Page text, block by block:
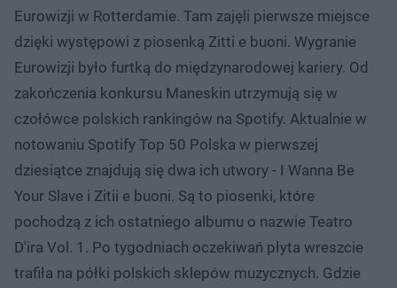
Eurowizji w Rotterdamie. Tam zajęli pierwsze miejsce
dzięki występowi z piosenką Zitti e buoni. Wygranie
Eurowizji było furtką do międzynarodowej kariery. Od
zakończenia konkursu Maneskin utrzymują się w
czołówce polskich rankingów na Spotify. Aktualnie w
notowaniu Spotify Top 50 Polska w pierwszej
dziesiątce znajdują się dwa ich utwory - I Wanna Be
Your Slave i Zitii e buoni. Są to piosenki, które
pochodzą z ich ostatniego albumu o nazwie Teatro
D'ira Vol. 1. Po tygodniach oczekiwań płyta wreszcie
trafiła na półki polskich sklepów muzycznych. Gdzie